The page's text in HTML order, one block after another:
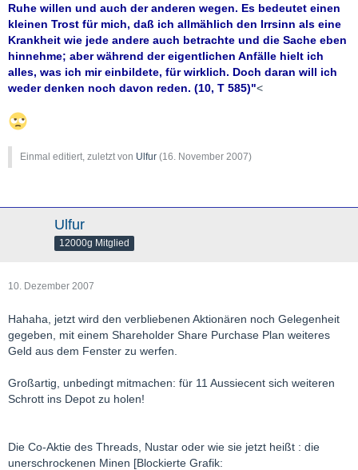
Ruhe willen und auch der anderen wegen. Es bedeutet einen
kleinen Trost für mich, daß ich allmählich den Irrsinn als eine
Krankheit wie jede andere auch betrachte und die Sache eben
hinnehme; aber während der eigentlichen Anfälle hielt ich
alles, was ich mir einbildete, für wirklich. Doch daran will ich
weder denken noch davon reden. (10, T 585)"<
Einmal editiert, zuletzt von Ulfur (16. November 2007)
Ulfur
12000g Mitglied
10. Dezember 2007
Hahaha, jetzt wird den verbliebenen Aktionären noch Gelegenheit
gegeben, mit einem Shareholder Share Purchase Plan weiteres
Geld aus dem Fenster zu werfen.
Großartig, unbedingt mitmachen: für 11 Aussiecent sich weiteren
Schrott ins Depot zu holen!
Die Co-Aktie des Threads, Nustar oder wie sie jetzt heißt : die
unerschrockenen Minen [Blockierte Grafik: